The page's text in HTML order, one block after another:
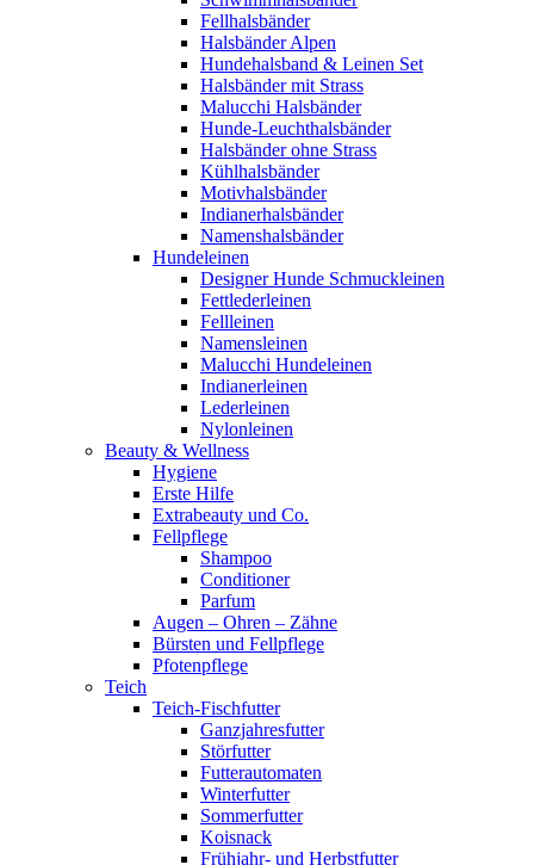
Fellhalsbänder
Halsbänder Alpen
Hundehalsband & Leinen Set
Halsbänder mit Strass
Malucchi Halsbänder
Hunde-Leuchthalsbänder
Halsbänder ohne Strass
Kühlhalsbänder
Motivhalsbänder
Indianerhalsbänder
Namenshalsbänder
Hundeleinen
Designer Hunde Schmuckleinen
Fettlederleinen
Fellleinen
Namensleinen
Malucchi Hundeleinen
Indianerleinen
Lederleinen
Nylonleinen
Beauty & Wellness
Hygiene
Erste Hilfe
Extrabeauty und Co.
Fellpflege
Shampoo
Conditioner
Parfum
Augen – Ohren – Zähne
Bürsten und Fellpflege
Pfotenpflege
Teich
Teich-Fischfutter
Ganzjahresfutter
Störfutter
Futterautomaten
Winterfutter
Sommerfutter
Koisnack
Frühjahr- und Herbstfutter